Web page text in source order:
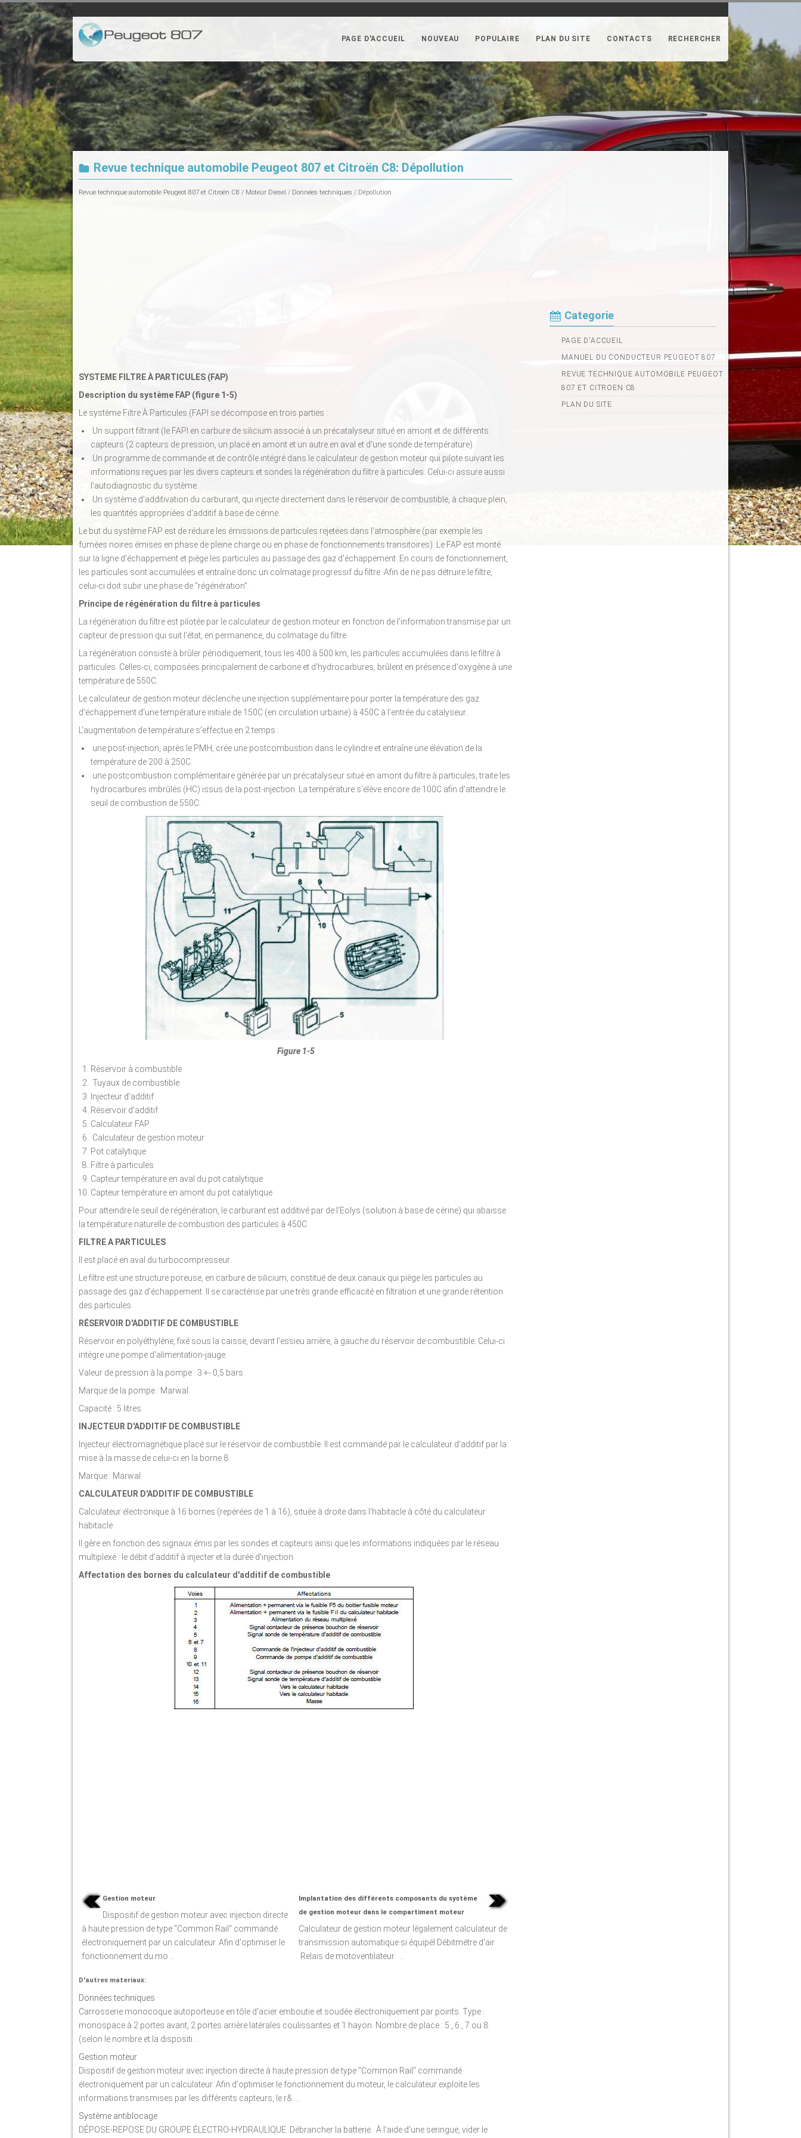
PAGE D'ACCUEIL NOUVEAU POPULAIRE PLAN DU SITE CONTACTS RECHERCHER
Revue technique automobile Peugeot 807 et Citroën C8: Dépollution
Revue technique automobile Peugeot 807 et Citroën C8 / Moteur Diesel / Données techniques / Dépollution
SYSTEME FILTRE À PARTICULES (FAP)
Description du système FAP (figure 1-5)
Le système Filtre À Particules (FAPI se décompose en trois parties :
Un support filtrant (le FAPI en carbure de silicium associé à un précatalyseur situé en amont et de différents
capteurs (2 capteurs de pression, un placé en amont et un autre en aval et d'une sonde de température).
Un programme de commande et de contrôle intégré dans le calculateur de gestion moteur qui pilote suivant les
informations reçues par les divers capteurs et sondes la régénération du filtre à particules. Celui-ci assure aussi
l'autodiagnostic du système.
Un système d'additivation du carburant, qui injecte directement dans le réservoir de combustible, à chaque plein,
les quantités appropriées d'additif à base de cérine.
Le but du système FAP est de réduire les émissions de particules rejetées dans l'atmosphère (par exemple les
fumées noires émises en phase de pleine charge ou en phase de fonctionnements transitoires). Le FAP est monté
sur la ligne d'échappement et piège les particules au passage des gaz d'échappement. En cours de fonctionnement,
les particules sont accumulées et entraîne donc un colmatage progressif du filtre. Afin de ne pas détruire le filtre,
celui-ci doit subir une phase de "régénération".
Principe de régénération du filtre à particules
La régénération du filtre est pilotée par le calculateur de gestion moteur en fonction de l'information transmise par un
capteur de pression qui suit l'état, en permanence, du colmatage du filtre.
La régénération consiste à brûler périodiquement, tous les 400 à 500 km, les particules accumulées dans le filtre à
particules. Celles-ci, composées principalement de carbone et d'hydrocarbures, brûlent en présence d'oxygène à une
température de 550C.
Le calculateur de gestion moteur déclenche une injection supplémentaire pour porter la température des gaz
d'échappement d'une température initiale de 150C (en circulation urbaine) à 450C à l'entrée du catalyseur.
L'augmentation de température s'effectue en 2 temps :
une post-injection, après le PMH, crée une postcombustion dans le cylindre et entraîne une élévation de la
température de 200 à 250C.
une postcombustion complémentaire générée par un précatalyseur situé en amont du filtre à particules, traite les
hydrocarbures imbrûlés (HC) issus de la post-injection. La température s'élève encore de 100C afin d'atteindre le
seuil de combustion de 550C.
Figure 1-5
Réservoir à combustible
Tuyaux de combustible
Injecteur d'additif
Réservoir d'additif
Calculateur FAP
Calculateur de gestion moteur
Pot catalytique
Filtre à particules
Capteur température en aval du pot catalytique
Capteur température en amont du pot catalytique
Pour atteindre le seuil de régénération, le carburant est additivé par de l'Eolys (solution à base de cérine) qui abaisse
la température naturelle de combustion des particules à 450C.
FILTRE A PARTICULES
Il est placé en aval du turbocompresseur.
Le filtre est une structure poreuse, en carbure de silicium, constitué de deux canaux qui piège les particules au
passage des gaz d'échappement. Il se caractérise par une très grande efficacité en filtration et une grande rétention
des particules.
RÉSERVOIR D'ADDITIF DE COMBUSTIBLE
Réservoir en polyéthylène, fixé sous la caisse, devant l'essieu arrière, à gauche du réservoir de combustible. Celui-ci
intègre une pompe d'alimentation-jauge.
Valeur de pression à la pompe : 3 +- 0,5 bars.
Marque de la pompe : Marwal.
Capacité : 5 litres.
INJECTEUR D'ADDITIF DE COMBUSTIBLE
Injecteur électromagnétique placé sur le réservoir de combustible. Il est commandé par le calculateur d'additif par la
mise à la masse de celui-ci en la borne 8.
Marque : Marwal.
CALCULATEUR D'ADDITIF DE COMBUSTIBLE
Calculateur électronique à 16 bornes (repérées de 1 à 16), située à droite dans l'habitacle à côté du calculateur
habitacle.
Il gère en fonction des signaux émis par les sondes et capteurs ainsi que les informations indiquées par le réseau
multiplexé : le débit d'additif à injecter et la durée d'injection.
Affectation des bornes du calculateur d'additif de combustible
Gestion moteur
Dispositif de gestion moteur avec injection directe
à haute pression de type "Common Rail" commandé
électroniquement par un calculateur. Afin d'optimiser le
fonctionnement du mo ...
Implantation des différents composants du système
de gestion moteur dans le compartiment moteur
Calculateur de gestion moteur légalement calculateur de
transmission automatique si équipél Débitmétre d'air
Relais de motoventilateur ...
D'autres materiaux:
Données techniques
Carrosserie monocoque autoporteuse en tôle d'acier emboutie et soudée électroniquement par points. Type :
monospace à 2 portes avant, 2 portes arrière latérales coulissantes et 1 hayon. Nombre de place : 5 , 6 , 7 ou 8
(selon le nombre et la dispositi ...
Gestion moteur
Dispositif de gestion moteur avec injection directe à haute pression de type "Common Rail" commandé
électroniquement par un calculateur. Afin d'optimiser le fonctionnement du moteur, le calculateur exploite les
informations transmises par les différents capteurs, le r& ...
Système antiblocage
DÉPOSE-REPOSE DU GROUPE ÉLECTRO-HYDRAULIQUE Débrancher la batterie. À l'aide d'une seringue, vider le
Categorie
PAGE D'ACCUEIL
MANUEL DU CONDUCTEUR PEUGEOT 807
REVUE TECHNIQUE AUTOMOBILE PEUGEOT
807 ET CITROEN C8
PLAN DU SITE